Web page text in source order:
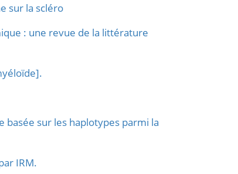
sur la scléro
: une revue de la littérature
basée sur les haplotypes parmi la
IRM.